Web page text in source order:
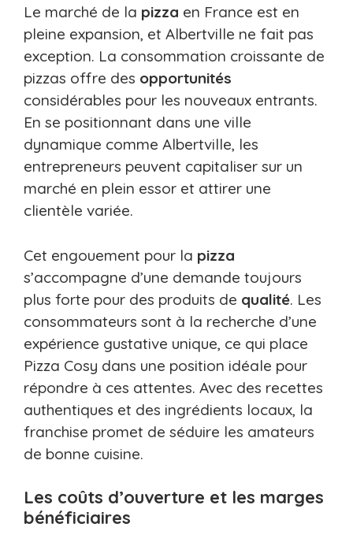
Le marché de la pizza en France est en
pleine expansion, et Albertville ne fait pas
exception. La consommation croissante de
pizzas offre des opportunités
considérables pour les nouveaux entrants.
En se positionnant dans une ville
dynamique comme Albertville, les
entrepreneurs peuvent capitaliser sur un
marché en plein essor et attirer une
clientèle variée.
Cet engouement pour la pizza
s’accompagne d’une demande toujours
plus forte pour des produits de qualité. Les
consommateurs sont à la recherche d’une
expérience gustative unique, ce qui place
Pizza Cosy dans une position idéale pour
répondre à ces attentes. Avec des recettes
authentiques et des ingrédients locaux, la
franchise promet de séduire les amateurs
de bonne cuisine.
Les coûts d’ouverture et les marges
bénéficiaires